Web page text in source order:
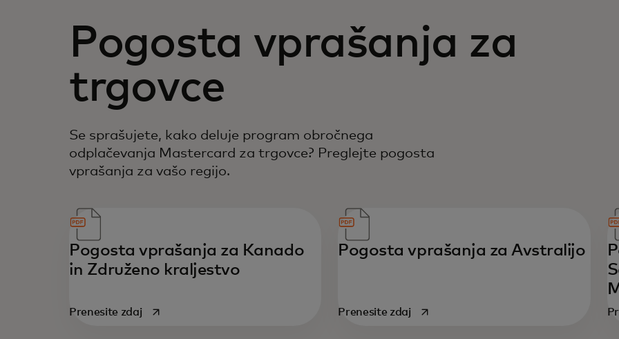
Pogosta vprašanja za
trgovce
Se sprašujete, kako deluje program obročnega
odplačevanja Mastercard za trgovce? Preglejte pogosta
vprašanja za vašo regijo.
Pogosta vprašanja za Kanado
in Združeno kraljestvo
Prenesite zdajopens in a new tab
Pogosta vprašanja za Avstralijo
Prenesite zdajopens in a new tab